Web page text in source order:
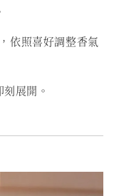
依照喜好調整香氣
展開。